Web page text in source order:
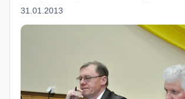
31.01.2013